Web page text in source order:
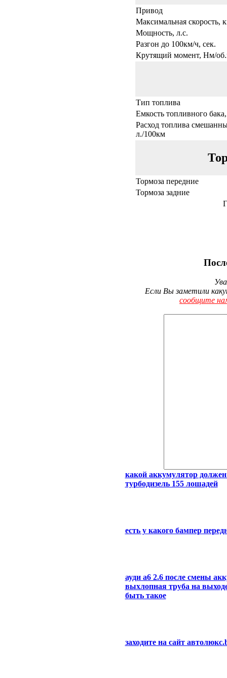
Привод
Максимальная скорость,
Мощность, л.с.
Разгон до 100км/ч, сек.
Крутящий момент, Нм/
Тип топлива
Емкость топливного
Расход топлива
л./100км
Тормоза передние
Тормоза задние
Если Вы заметили
сообщите
какой аккумулятор должен
турбодизель 155 лошадей
есть у какого бампер
ауди а6 2.6 после смены
выхлопная труба на
быть такое
заходите на сайт